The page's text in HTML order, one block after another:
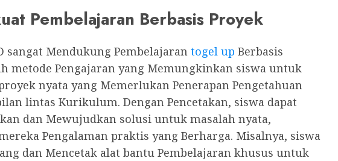
Pembelajaran Berbasis Proyek
sangat Mendukung Pembelajaran togel up Berbasis
metode Pengajaran yang Memungkinkan siswa untuk
nyata yang Memerlukan Penerapan Pengetahuan
lintas Kurikulum. Dengan Pencetakan, siswa dapat
dan Mewujudkan solusi untuk masalah nyata,
Pengalaman praktis yang Berharga. Misalnya, siswa
dan Mencetak alat bantu Pembelajaran khusus untuk